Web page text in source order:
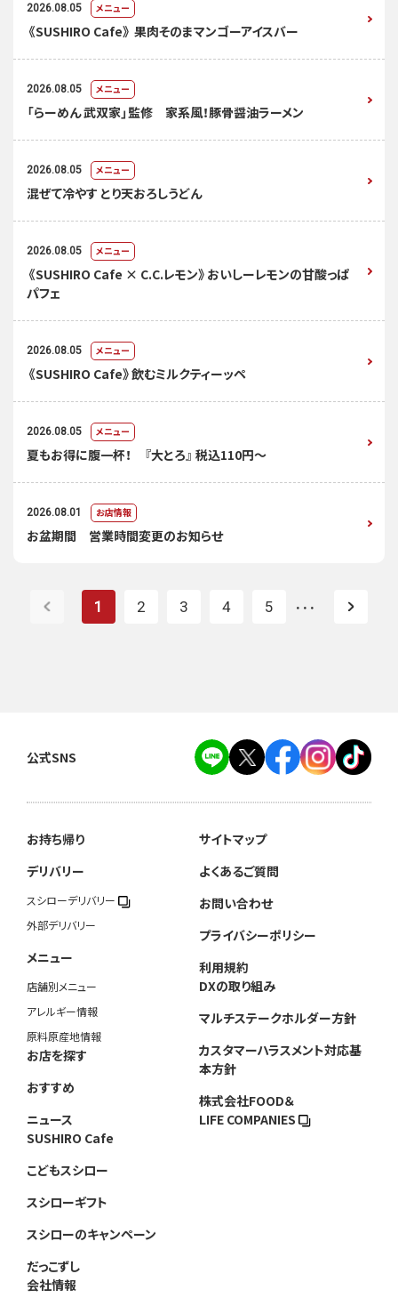
2026.08.05 メニュー
《SUSHIRO Cafe》 果肉そのまマンゴーアイスバー
2026.08.05 メニュー
「らーめん 武双家」監修 家系風！豚骨醤油ラーメン
2026.08.05 メニュー
混ぜて冷やす とり天おろしうどん
2026.08.05 メニュー
《SUSHIRO Cafe × C.C.レモン》おいしーレモンの甘酸っぱ
パフェ
2026.08.05 メニュー
《SUSHIRO Cafe》飲むミルクティーッペ
2026.08.05 メニュー
夏もお得に腹一杯！ 『大とろ』 税込110円～
2026.08.01 お店情報
お盆期間 営業時間変更のお知らせ
1 2 3 4 5 ・・・
公式SNS
お持ち帰り
デリバリー
スシローデリバリー
外部デリバリー
メニュー
店舗別メニュー
アレルギー情報
原料原産地情報
お店を探す
おすすめ
ニュース
SUSHIRO Cafe
こどもスシロー
スシローギフト
スシローのキャンペーン
だっこずし
会社情報
サイトマップ
よくあるご質問
お問い合わせ
プライバシーポリシー
利用規約
DXの取り組み
マルチステークホルダー方針
カスタマーハラスメント対応基
本方針
株式会社FOOD＆
LIFE COMPANIES